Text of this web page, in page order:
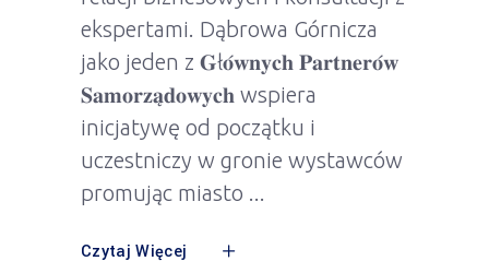
ekspertami. Dąbrowa Górnicza
jako jeden z 𝐆ł𝐨́𝐰𝐧𝐲𝐜𝐡 𝐏𝐚𝐫𝐭𝐧𝐞𝐫𝐨́𝐰
𝐒𝐚𝐦𝐨𝐫𝐳𝐚̨𝐝𝐨𝐰𝐲𝐜𝐡 wspiera
inicjatywę od początku i
uczestniczy w gronie wystawców
promując miasto
Czytaj Więcej